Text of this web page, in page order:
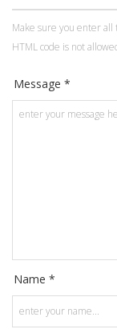
Make sure you enter
HTML code is not
Message *
Name *